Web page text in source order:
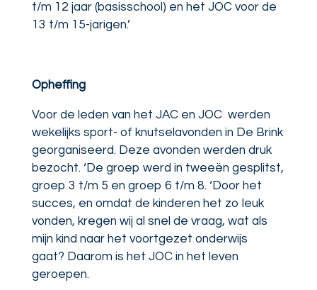
t/m 12 jaar (basisschool) en het JOC voor de
13 t/m 15-jarigen.’
Opheffing
Voor de leden van het JAC en JOC werden
wekelijks sport- of knutselavonden in De Brink
georganiseerd. Deze avonden werden druk
bezocht. ‘De groep werd in tweeën gesplitst,
groep 3 t/m 5 en groep 6 t/m 8. ‘Door het
succes, en omdat de kinderen het zo leuk
vonden, kregen wij al snel de vraag, wat als
mijn kind naar het voortgezet onderwijs
gaat? Daarom is het JOC in het leven
geroepen.